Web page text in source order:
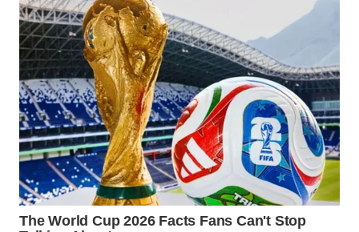
TENGAH
WN DELI
SERDANG
WN
TEBING
TINGGI
WN
PAKPAK